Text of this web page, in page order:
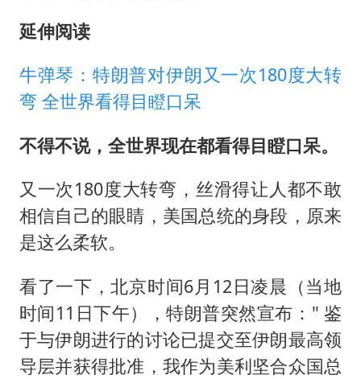
延伸阅读
牛弹琴：特朗普对伊朗又一次180度大转
弯 全世界看得目瞪口呆
不得不说，全世界现在都看得目瞪口呆。
又一次180度大转弯，丝滑得让人都不敢
相信自己的眼睛，美国总统的身段，原来
是这么柔软。
看了一下，北京时间6月12日凌晨（当地
时间11日下午），特朗普突然宣布：" 鉴
于与伊朗进行的讨论已提交至伊朗最高领
导层并获得批准，我作为美利坚合众国总